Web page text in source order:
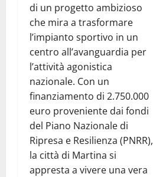
di un progetto ambizioso
che mira a trasformare
l’impianto sportivo in un
centro all’avanguardia per
l’attività agonistica
nazionale. Con un
finanziamento di 2.750.000
euro proveniente dai fondi
del Piano Nazionale di
Ripresa e Resilienza (PNRR),
la città di Martina si
appresta a vivere una vera